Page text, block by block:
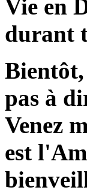
Vie en
durant
Bientôt,
pas à
Venez
est